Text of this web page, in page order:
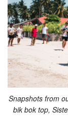
Snapshots from
bik bok top,